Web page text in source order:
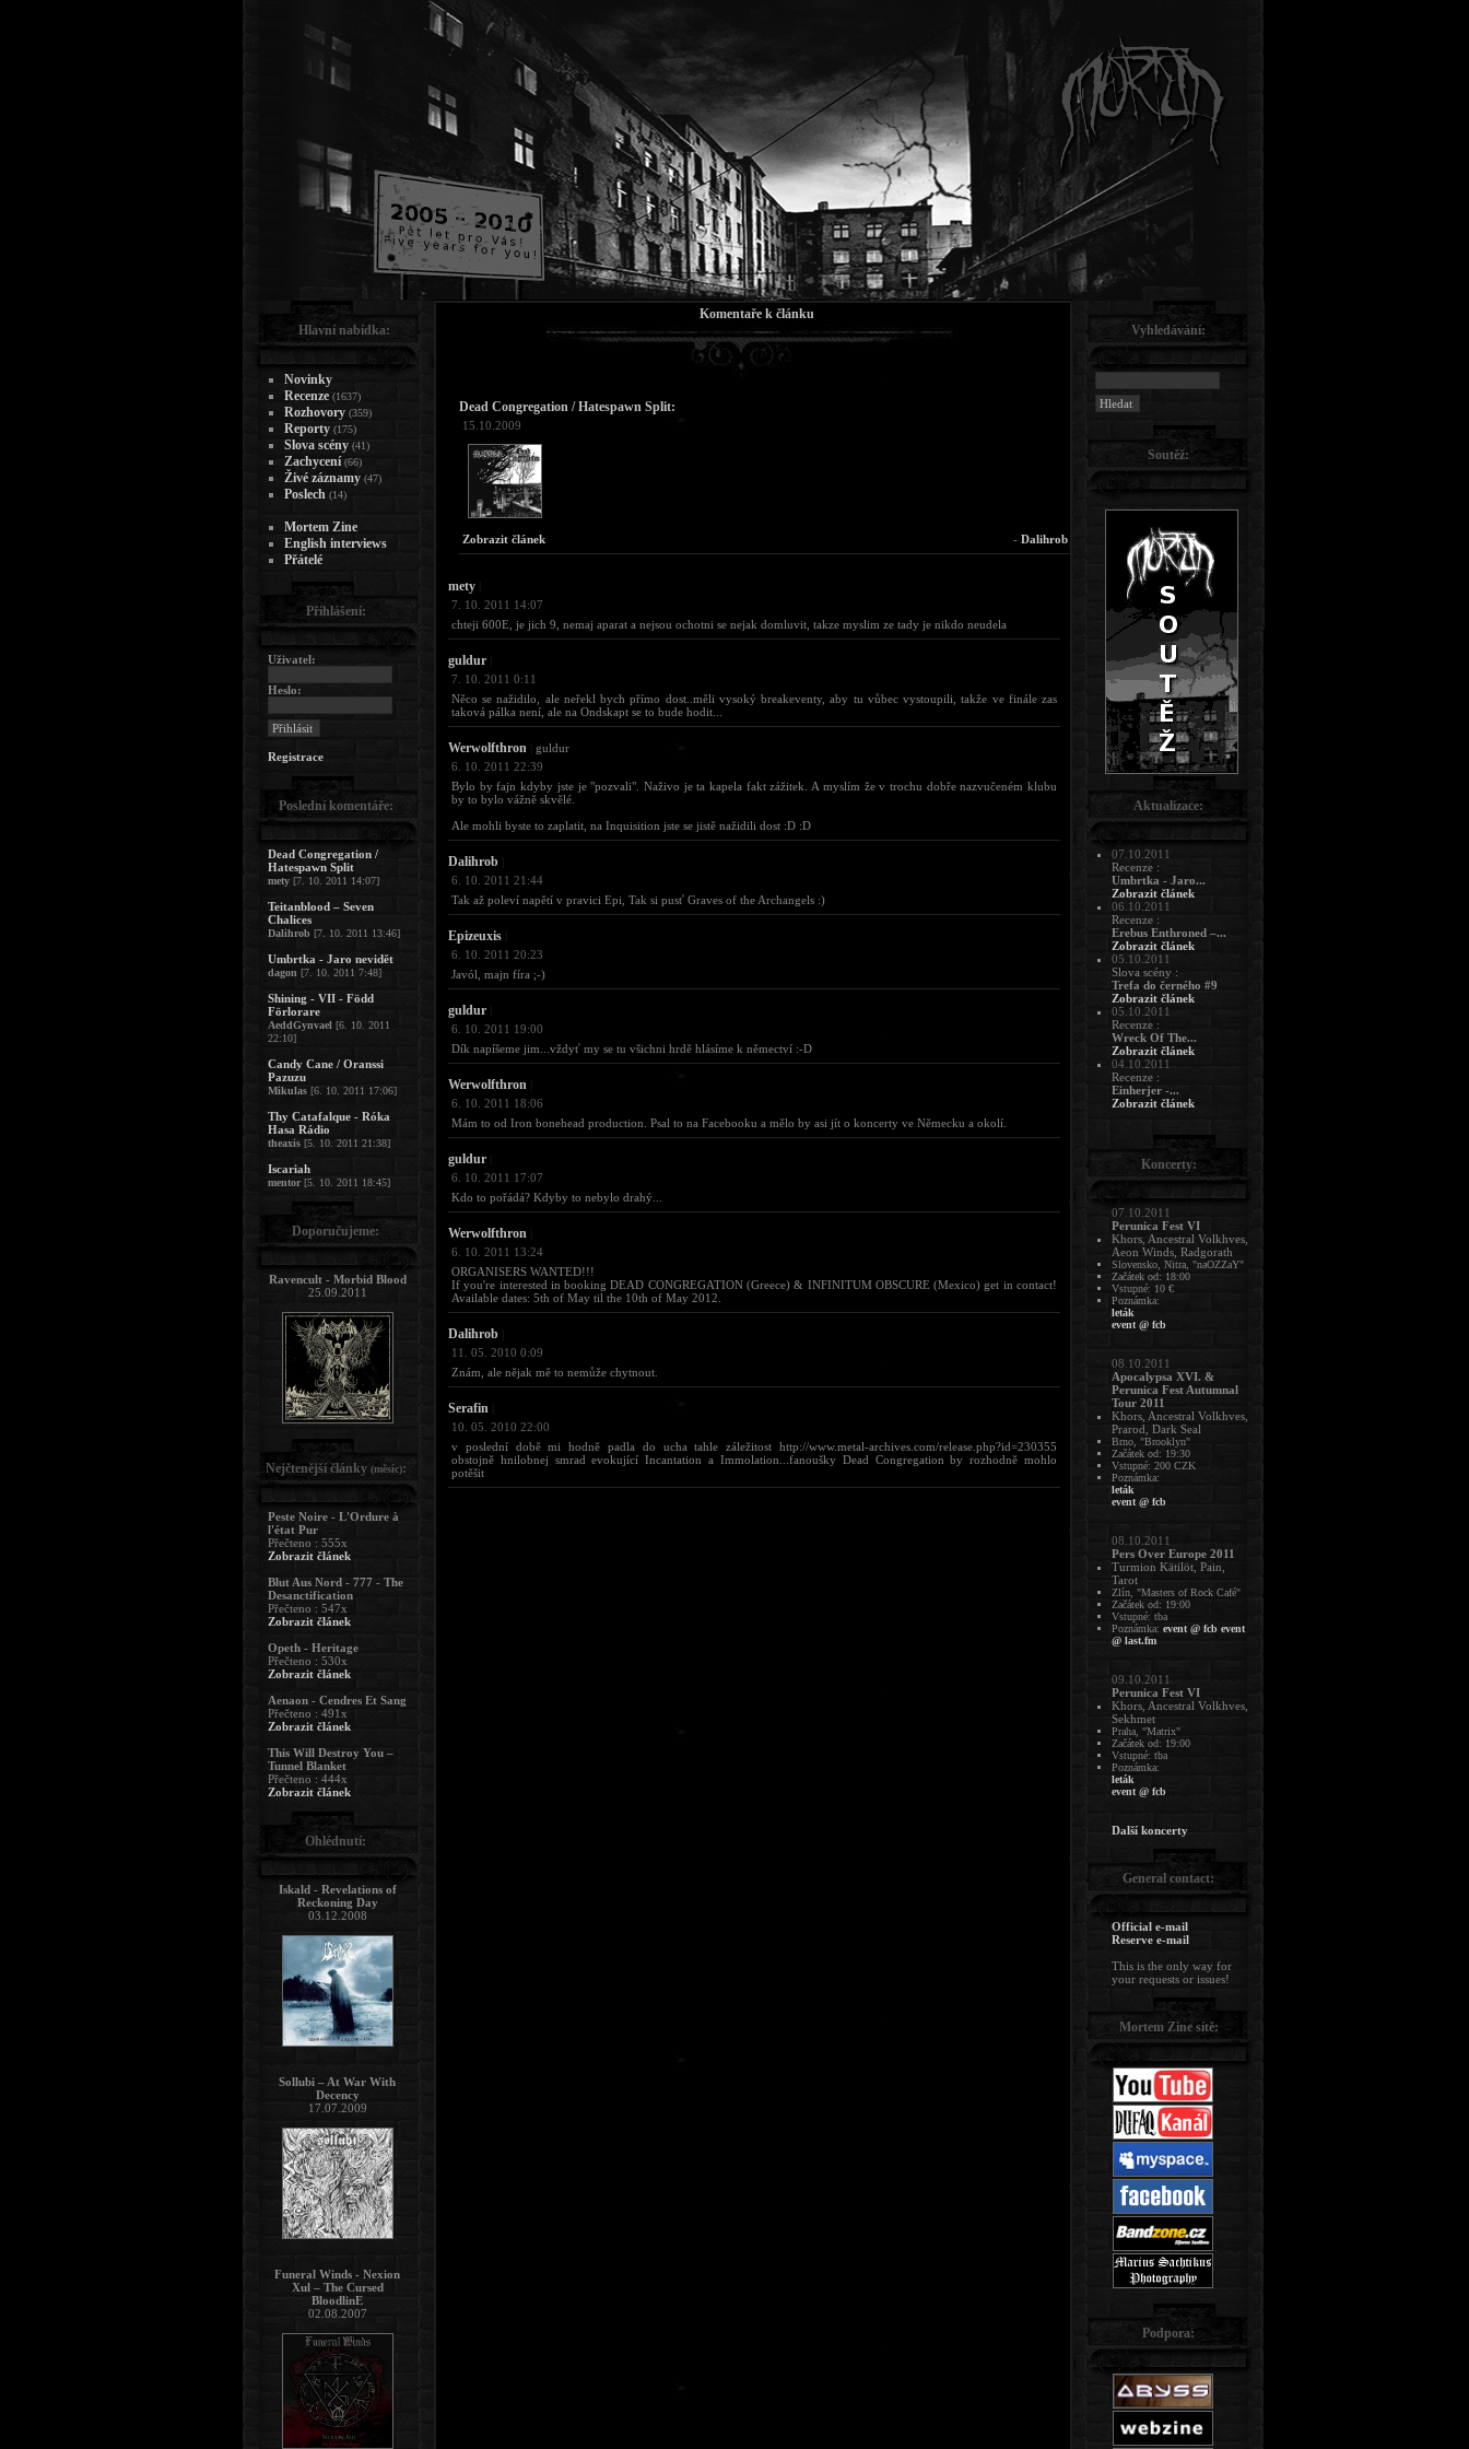
Komentaře k článku
Dead Congregation / Hatespawn Split:
15.10.2009
Zobrazit článek - Dalihrob
mety
7. 10. 2011 14:07
chteji 600E, je jich 9, nemaj aparat a nejsou ochotni se nejak domluvit, takze myslim ze tady je nikdo neudela
guldur
7. 10. 2011 0:11
Něco se nažidilo, ale neřekl bych přímo dost..měli vysoký breakeventy, aby tu vůbec vystoupili, takže ve finále zas
taková pálka není, ale na Ondskapt se to bude hodit...
Werwolfthron
guldur
6. 10. 2011 22:39
Bylo by fajn kdyby jste je "pozvali". Naživo je ta kapela fakt zážitek. A myslím že v trochu dobře nazvučeném klubu
by to bylo vážně skvělé.
Ale mohli byste to zaplatit, na Inquisition jste se jistě nažidili dost :D :D
Dalihrob
6. 10. 2011 21:44
Tak až poleví napětí v pravici Epi, Tak si pusť Graves of the Archangels :)
Epizeuxis
6. 10. 2011 20:23
Javól, majn fíra ;-)
guldur
6. 10. 2011 19:00
Dík napíšeme jim...vždyť my se tu všichni hrdě hlásíme k němectví :-D
Werwolfthron
6. 10. 2011 18:06
Mám to od Iron bonehead production. Psal to na Facebooku a mělo by asi jít o koncerty ve Německu a okolí.
guldur
6. 10. 2011 17:07
Kdo to pořádá? Kdyby to nebylo drahý...
Werwolfthron
6. 10. 2011 13:24
ORGANISERS WANTED!!!
If you're interested in booking DEAD CONGREGATION (Greece) & INFINITUM OBSCURE (Mexico) get in contact!
Available dates: 5th of May til the 10th of May 2012.
Dalihrob
11. 05. 2010 0:09
Znám, ale nějak mě to nemůže chytnout.
Serafin
10. 05. 2010 22:00
v poslední době mi hodně padla do ucha tahle záležitost http://www.metal-archives.com/release.php?id=230355
obstojně hnilobnej smrad evokující Incantation a Immolation...fanoušky Dead Congregation by rozhodně mohlo
potěšit
Hlavní nabídka:
Novinky
Recenze (1637)
Rozhovory (359)
Reporty (175)
Slova scény (41)
Zachycení (66)
Živé záznamy (47)
Poslech (14)
Mortem Zine
English interviews
Přátelé
Přihlášení:
Uživatel:
Heslo:
Registrace
Poslední komentáře:
Dead Congregation /
Hatespawn Split
mety [7. 10. 2011 14:07]
Teitanblood – Seven
Chalices
Dalihrob [7. 10. 2011 13:46]
Umbrtka - Jaro nevidět
dagon [7. 10. 2011 7:48]
Shining - VII - Född
Förlorare
AeddGynvael [6. 10. 2011
22:10]
Candy Cane / Oranssi
Pazuzu
Mikulas [6. 10. 2011 17:06]
Thy Catafalque - Róka
Hasa Rádio
theaxis [5. 10. 2011 21:38]
Iscariah
mentor[5. 10. 2011 18:45]
Doporučujeme:
Ravencult - Morbid Blood
25.09.2011
Nejčtenější články (měsíc):
Peste Noire - L'Ordure à
l'état Pur
Přečteno : 555x
Zobrazit článek
Blut Aus Nord - 777 - The
Desanctification
Přečteno : 547x
Zobrazit článek
Opeth - Heritage
Přečteno : 530x
Zobrazit článek
Aenaon - Cendres Et Sang
Přečteno : 491x
Zobrazit článek
This Will Destroy You –
Tunnel Blanket
Přečteno : 444x
Zobrazit článek
Ohlédnutí:
Iskald - Revelations of
Reckoning Day
03.12.2008
Sollubi – At War With
Decency
17.07.2009
Funeral Winds - Nexion
Xul – The Cursed
BloodlinE
02.08.2007
Vyhledávání:
Soutěž:
Aktualizace:
07.10.2011
Recenze :
Umbrtka - Jaro...
Zobrazit článek
06.10.2011
Recenze :
Erebus Enthroned –...
Zobrazit článek
05.10.2011
Slova scény :
Trefa do černého #9
Zobrazit článek
05.10.2011
Recenze :
Wreck Of The...
Zobrazit článek
04.10.2011
Recenze :
Einherjer -...
Zobrazit článek
Koncerty:
07.10.2011
Perunica Fest VI
Khors, Ancestral Volkhves,
Aeon Winds, Radgorath
Slovensko, Nitra, "naOZZaY"
Začátek od: 18:00
Vstupné: 10 €
Poznámka:
leták
event @ fcb
08.10.2011
Apocalypsa XVI. &
Perunica Fest Autumnal
Tour 2011
Khors, Ancestral Volkhves,
Prarod, Dark Seal
Brno, "Brooklyn"
Začátek od: 19:30
Vstupné: 200 CZK
Poznámka:
leták
event @ fcb
08.10.2011
Pers Over Europe 2011
Turmion Kätilöt, Pain,
Tarot
Zlín, "Masters of Rock Café"
Začátek od: 19:00
Vstupné: tba
Poznámka: event @ fcb event
@ last.fm
09.10.2011
Perunica Fest VI
Khors, Ancestral Volkhves,
Sekhmet
Praha, "Matrix"
Začátek od: 19:00
Vstupné: tba
Poznámka:
leták
event @ fcb
Další koncerty
General contact:
Official e-mail
Reserve e-mail
This is the only way for
your requests or issues!
Mortem Zine sítě:
Podpora: